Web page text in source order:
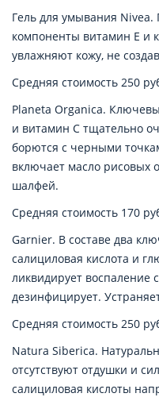
Гель для умывания
компоненты витамин E и
увлажняют кожу, не
Средняя стоимость 250
Planeta Organica.
и витамин С тщательно
борются с черными
включает масло рисовых
шалфей.
Средняя стоимость 170
Garnier. В составе два
салициловая кислота и
ликвидирует воспаление
дезинфицирует.
Средняя стоимость 250
Natura Siberica.
отсутствуют отдушки и
салициловая кислоты